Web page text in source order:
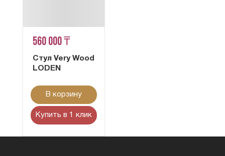
560 000 ₸
Стул Very Wood
LODEN
В корзину
Купить в 1 клик